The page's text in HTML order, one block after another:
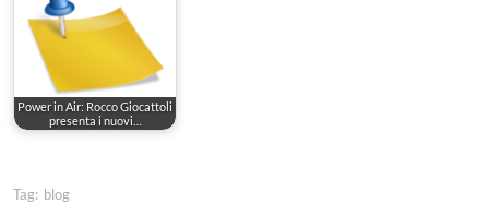
Power in Air: Rocco Giocattoli
presenta i nuovi…
Tag: blog